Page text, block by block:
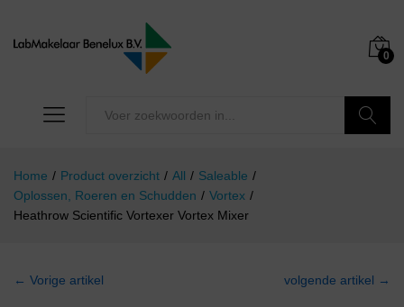
0
Home / Product overzicht / All / Saleable /
Oplossen, Roeren en Schudden / Vortex /
Heathrow Scientific Vortexer Vortex Mixer
← Vorige artikel volgende artikel →